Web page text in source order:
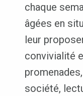
chaque
âgées en
leur
convivialité
société,